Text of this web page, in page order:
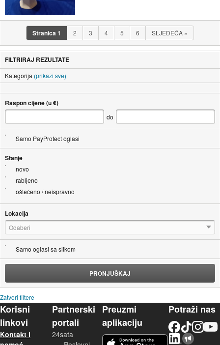
Stranica1 2 3 4 5 6 SLJEDEĆA »
FILTRIRAJ REZULTATE
Kategorija (prikaži sve)
Raspon cijene (u €)
do
Samo PayProtect oglasi
Stanje
novo
rabljeno
oštećeno / neispravno
Lokacija
Odaberi
Samo oglasi sa slikom
PRONJUŠKAJ
Zatvori filtere
Korisni
linkovi
Kontakt i
Partnerski
portali
24sata
Preuzmi
aplikaciju
Potraži nas